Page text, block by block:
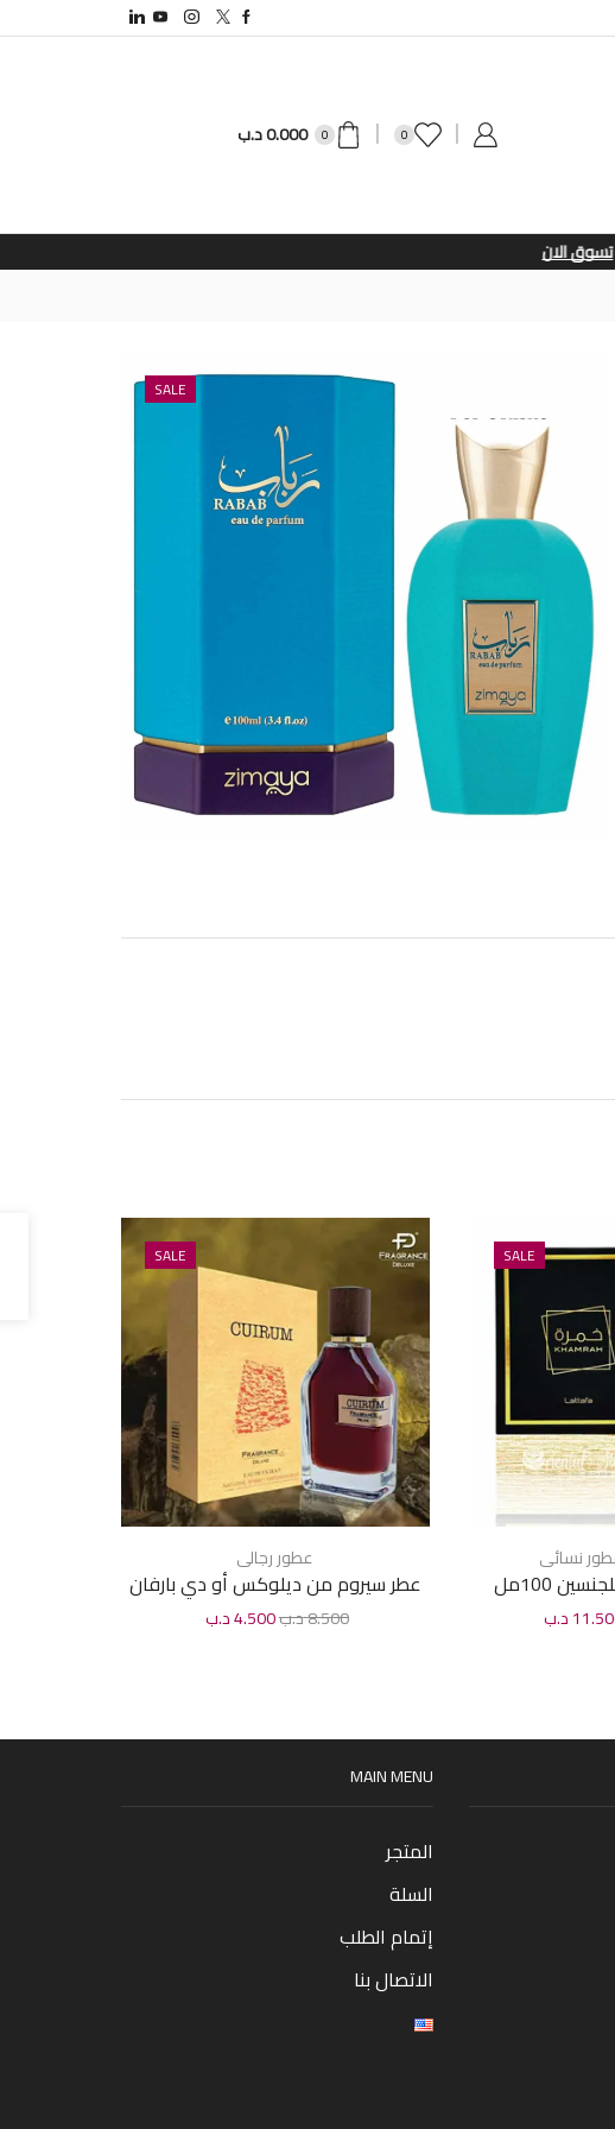
0
0
0.000د.ب
SALE
SALE
نسائى
100مل
د.ب
SALE
عطور رجالى
عطر سيروم من ديلوكس أو دي بارفان
للرجال 100 مل
8.500د.ب4.500د.ب
MAIN MENU
المتجر
السلة
إتمام الطلب
الاتصال بنا